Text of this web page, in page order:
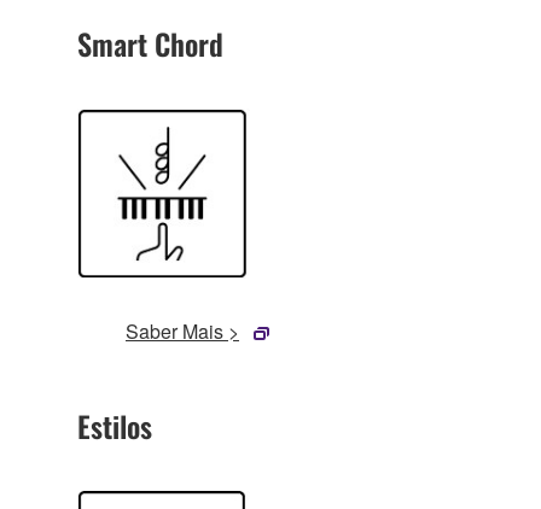
Smart Chord
Saber Mais >
Estilos